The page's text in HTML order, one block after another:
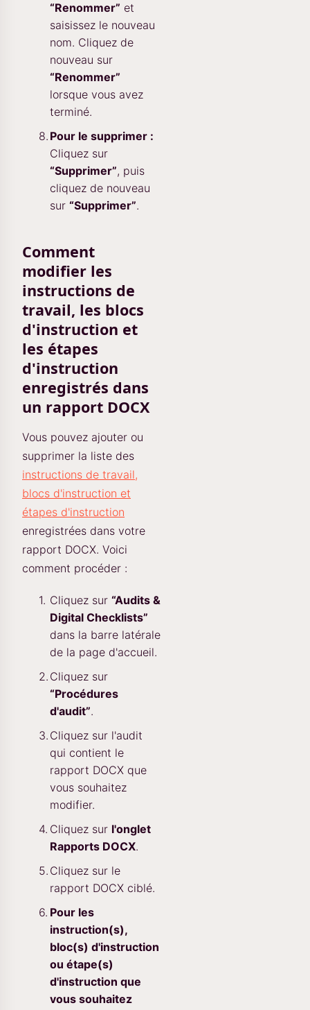
“Renommer” et
saisissez le nouveau
nom. Cliquez de
nouveau sur
“Renommer”
lorsque vous avez
terminé.
Pour le supprimer :
Cliquez sur
“Supprimer”, puis
cliquez de nouveau
sur “Supprimer”.
Comment
modifier les
instructions de
travail, les blocs
d'instruction et
les étapes
d'instruction
enregistrés dans
un rapport DOCX
Vous pouvez ajouter ou
supprimer la liste des
instructions de travail,
blocs d'instruction et
étapes d'instruction
enregistrées dans votre
rapport DOCX. Voici
comment procéder :
Cliquez sur “Audits &
Digital Checklists”
dans la barre latérale
de la page d'accueil.
Cliquez sur
“Procédures
d'audit”.
Cliquez sur l'audit
qui contient le
rapport DOCX que
vous souhaitez
modifier.
Cliquez sur l'onglet
Rapports DOCX.
Cliquez sur le
rapport DOCX ciblé.
Pour les
instruction(s),
bloc(s) d'instruction
ou étape(s)
d'instruction que
vous souhaitez